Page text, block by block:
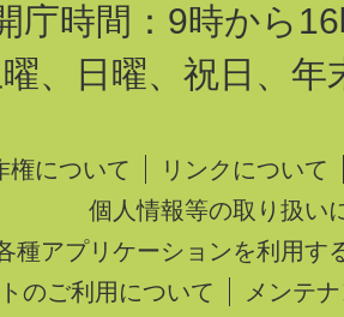
庁時間：9時から
、日曜、祝日、年
権について
リンクについて
個人情報等の取り扱い
種アプリケーションを利用す
のご利用について
メンテ